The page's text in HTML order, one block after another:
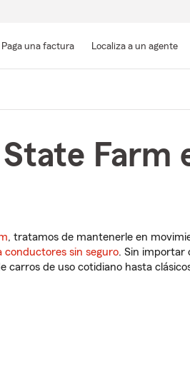
Paga una factura Localiza a un agente
Farm
, tratamos de mantenerle en
conductores sin seguro. Sin importar
de uso cotidiano hasta